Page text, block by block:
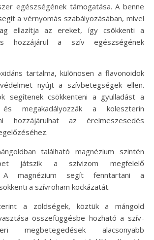
egészségének támogatása. A benne
a vérnyomás szabályozásában, mivel
ellazítja az ereket, így csökkenti a
hozzájárul a szív egészségének
tartalma, különösen a flavonoidok
nyújt a szívbetegségek ellen.
segítenek csökkenteni a gyulladást a
és megakadályozzák a koleszterin
hozzájárulhat az érelmeszesedés
található magnézium szintén
játszik a szívizom megfelelő
A magnézium segít fenntartani a
a szívroham kockázatát.
a zöldségek, köztük a mángold
összefüggésbe hozható a szív-
megbetegedések alacsonyabb